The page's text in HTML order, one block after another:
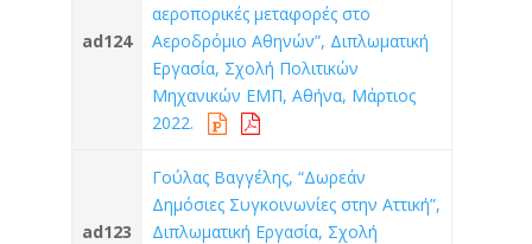
ad124
αεροπορικές μεταφορές στο
Αεροδρόμιο Αθηνών”, Διπλωματική
Εργασία, Σχολή Πολιτικών
Μηχανικών ΕΜΠ, Αθήνα, Μάρτιος
2022.
ad123
Γούλας Βαγγέλης, “Δωρεάν
Δημόσιες Συγκοινωνίες στην Αττική”,
Διπλωματική Εργασία, Σχολή